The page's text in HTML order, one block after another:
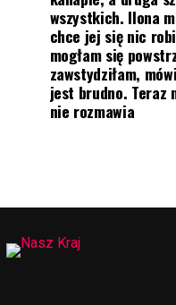
wszystkich. Ilona
chce jej się nic
mogłam się
zawstydziłam,
jest brudno. Teraz
nie rozmawia